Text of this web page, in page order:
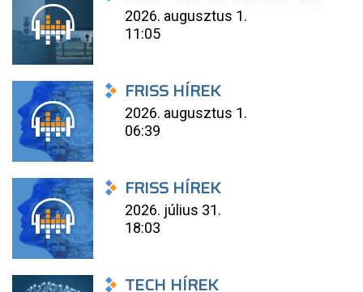
2026. augusztus 1.
11:05
FRISS HÍREK
2026. augusztus 1.
06:39
FRISS HÍREK
2026. július 31.
18:03
TECH HÍREK